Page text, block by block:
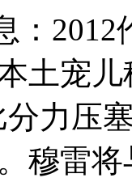
2012
土宠
力压
穆雷